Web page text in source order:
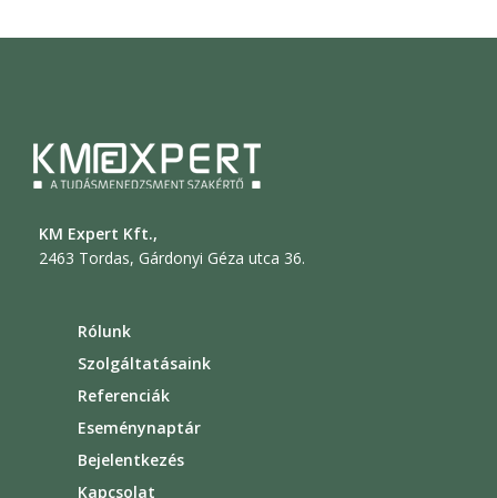
KM Expert Kft.,
2463 Tordas, Gárdonyi Géza utca 36.
Rólunk
Szolgáltatásaink
Referenciák
Eseménynaptár
Bejelentkezés
Kapcsolat